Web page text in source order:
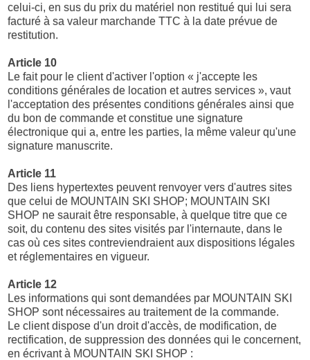
celui-ci, en sus du prix du matériel non restitué qui lui sera
facturé à sa valeur marchande TTC à la date prévue de
restitution.
Article 10
Le fait pour le client d'activer l'option « j'accepte les
conditions générales de location et autres services », vaut
l'acceptation des présentes conditions générales ainsi que
du bon de commande et constitue une signature
électronique qui a, entre les parties, la même valeur qu'une
signature manuscrite.
Article 11
Des liens hypertextes peuvent renvoyer vers d'autres sites
que celui de MOUNTAIN SKI SHOP; MOUNTAIN SKI
SHOP ne saurait être responsable, à quelque titre que ce
soit, du contenu des sites visités par l'internaute, dans le
cas où ces sites contreviendraient aux dispositions légales
et réglementaires en vigueur.
Article 12
Les informations qui sont demandées par MOUNTAIN SKI
SHOP sont nécessaires au traitement de la commande.
Le client dispose d'un droit d'accès, de modification, de
rectification, de suppression des données qui le concernent,
en écrivant à MOUNTAIN SKI SHOP :